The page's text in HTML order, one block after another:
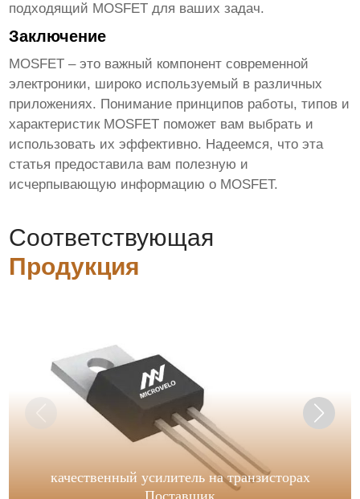
подходящий MOSFET для ваших задач.
Заключение
MOSFET – это важный компонент современной
электроники, широко используемый в различных
приложениях. Понимание принципов работы, типов и
характеристик MOSFET поможет вам выбрать и
использовать их эффективно. Надеемся, что эта
статья предоставила вам полезную и
исчерпывающую информацию о MOSFET.
Соответствующая
Продукция
качественный усилитель на транзисторах
Поставщик